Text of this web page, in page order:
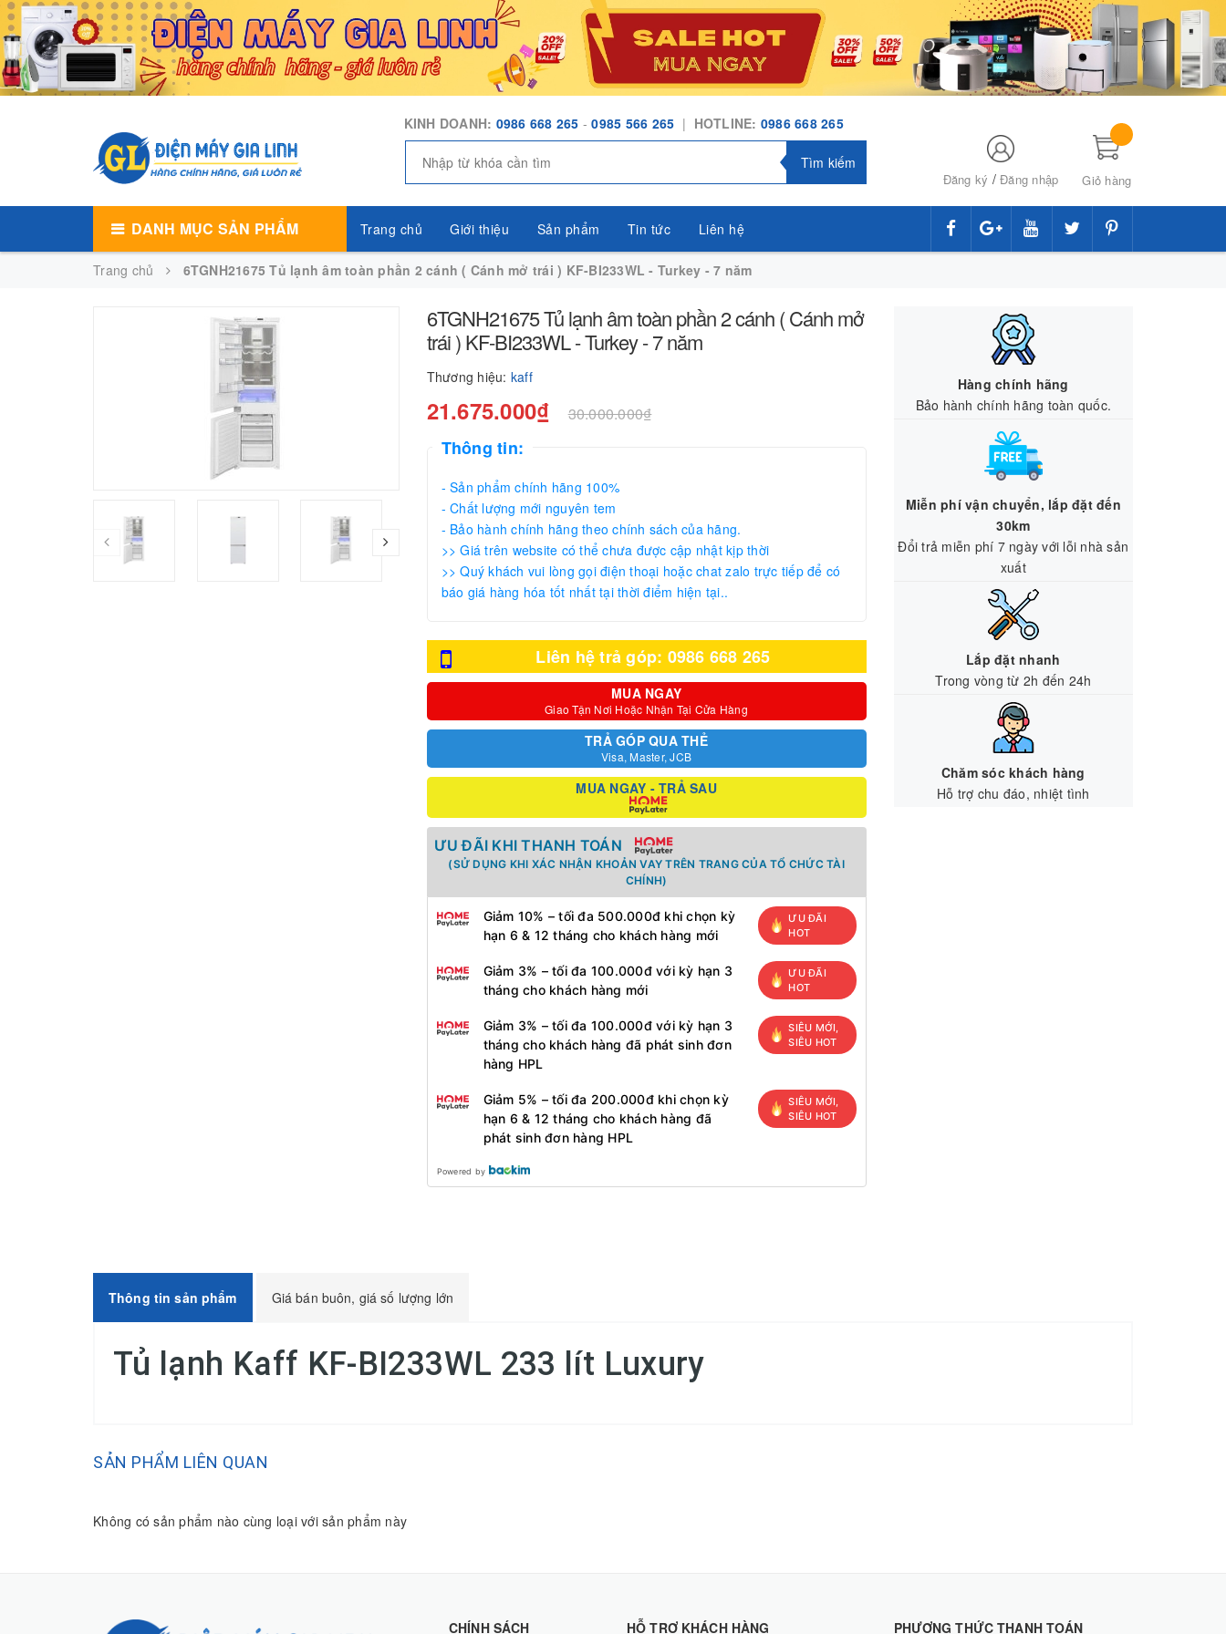
KINH DOANH: 0986 668 265 -0985 566 265 | HOTLINE: 0986 668 265
Tìm kiếm
Đăng ký /Đăng nhập Giỏ hàng
DANH MỤC SẢN PHẨM Trang chủ Giới thiệu Sản phẩm Tin tức Liên hệ
Trang chủ 6TGNH21675 Tủ lạnh âm toàn phần 2 cánh ( Cánh mở trái ) KF-BI233WL - Turkey - 7 năm
6TGNH21675 Tủ lạnh âm toàn phần 2 cánh ( Cánh mở
trái ) KF-BI233WL - Turkey - 7 năm
Thương hiệu: kaff
21.675.000₫ 30.000.000₫
Thông tin:
- Sản phẩm chính hãng 100%
- Chất lượng mới nguyên tem
- Bảo hành chính hãng theo chính sách của hãng.
>> Giá trên website có thể chưa được cập nhật kịp thời
>> Quý khách vui lòng gọi điện thoại hoặc chat zalo trực tiếp để có
báo giá hàng hóa tốt nhất tại thời điểm hiện tại..
Liên hệ trả góp: 0986 668 265
MUA NGAY
Giao Tận Nơi Hoặc Nhận Tại Cửa Hàng
TRẢ GÓP QUA THẺ
Visa, Master, JCB
MUA NGAY - TRẢ SAU
ƯU ĐÃI KHI THANH TOÁN
(SỬ DỤNG KHI XÁC NHẬN KHOẢN VAY TRÊN TRANG CỦA TỔ CHỨC TÀI
CHÍNH)
Giảm 10% – tối đa 500.000đ khi chọn kỳ
hạn 6 & 12 tháng cho khách hàng mới
ƯU ĐÃI
HOT
Giảm 3% – tối đa 100.000đ với kỳ hạn 3
tháng cho khách hàng mới
ƯU ĐÃI
HOT
Giảm 3% – tối đa 100.000đ với kỳ hạn 3
tháng cho khách hàng đã phát sinh đơn
hàng HPL
SIÊU MỚI,
SIÊU HOT
Giảm 5% – tối đa 200.000đ khi chọn kỳ
hạn 6 & 12 tháng cho khách hàng đã
phát sinh đơn hàng HPL
SIÊU MỚI,
SIÊU HOT
Powered by
Hàng chính hãng
Bảo hành chính hãng toàn quốc.
Miễn phí vận chuyển, lắp đặt đến
30km
Đổi trả miễn phí 7 ngày với lỗi nhà sản
xuất
Lắp đặt nhanh
Trong vòng từ 2h đến 24h
Chăm sóc khách hàng
Hỗ trợ chu đáo, nhiệt tình
Thông tin sản phẩm Giá bán buôn, giá số lượng lớn
Tủ lạnh Kaff KF-BI233WL 233 lít Luxury
SẢN PHẨM LIÊN QUAN
Không có sản phẩm nào cùng loại với sản phẩm này
CHÍNH SÁCH HỖ TRỢ KHÁCH HÀNG PHƯƠNG THỨC THANH TOÁN